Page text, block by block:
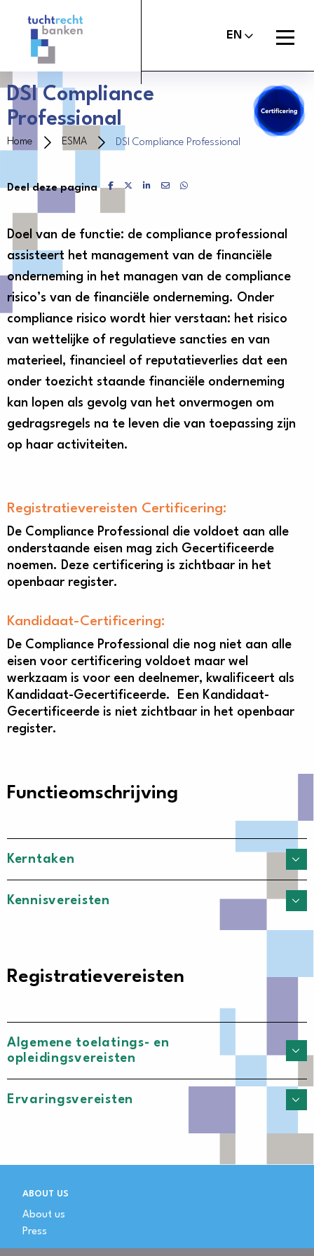
logo
About the Banker’s Oath
Judgements
About Us
Contact
EN
Open
menu
DSI Compliance
Professional
Home ESMA DSI Compliance Professional
Deel deze pagina Delen via Facebook
Delen via X
Delen via LinkedIn
Delen via Mail
Delen via WhatsApp
Doel van de functie: de compliance professional
assisteert het management van de financiële
onderneming in het managen van de compliance
risico’s van de financiële onderneming. Onder
compliance risico wordt hier verstaan: het risico
van wettelijke of regulatieve sancties en van
materieel, financieel of reputatieverlies dat een
onder toezicht staande financiële onderneming
kan lopen als gevolg van het onvermogen om
gedragsregels na te leven die van toepassing zijn
op haar activiteiten.
Registratievereisten Certificering:
De Compliance Professional die voldoet aan alle
onderstaande eisen mag zich Gecertificeerde
noemen. Deze certificering is zichtbaar in het
openbaar register.
Kandidaat-Certificering:
De Compliance Professional die nog niet aan alle
eisen voor certificering voldoet maar wel
werkzaam is voor een deelnemer, kwalificeert als
Kandidaat-Gecertificeerde. Een Kandidaat-
Gecertificeerde is niet zichtbaar in het openbaar
register.
Functieomschrijving
Kerntaken
Kennisvereisten
Registratievereisten
Algemene toelatings- en
opleidingsvereisten
Ervaringsvereisten
ABOUT US
About us
Press